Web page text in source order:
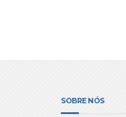
SOBRE NÓS